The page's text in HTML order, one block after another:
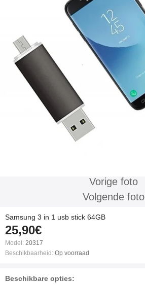
Vorige foto
Volgende foto
Samsung 3 in 1 usb stick 64GB
25,90€
Model: 20317
Beschikbaarheid: Op voorraad
Beschikbare opties: